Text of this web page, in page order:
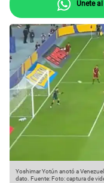
Únete
Yoshimar Yotún anotó a
dato. Fuente: Foto: captura de